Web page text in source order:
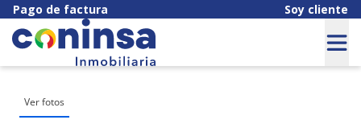
Pago de factura Soy cliente
Ver fotos